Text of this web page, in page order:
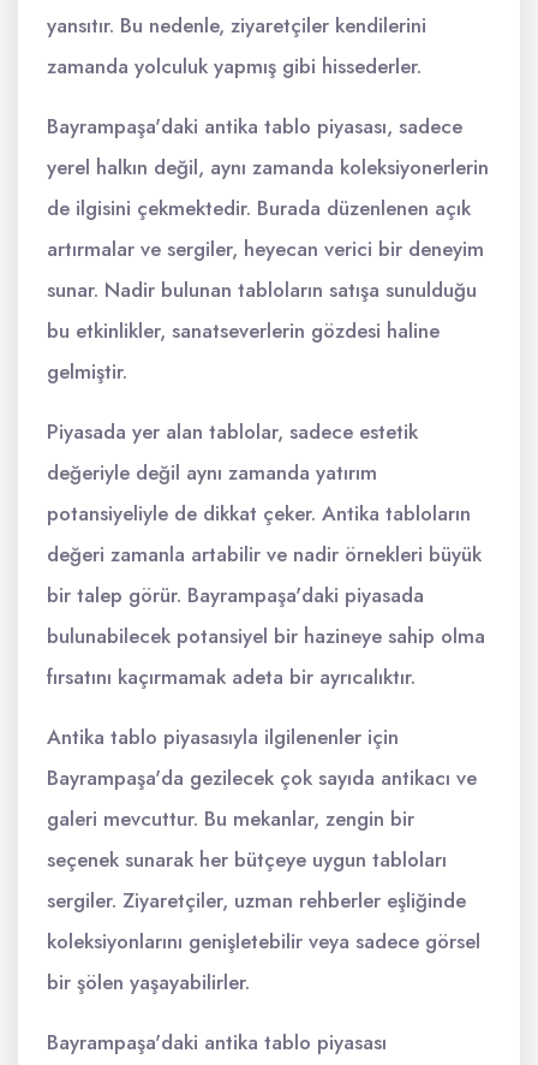
yansıtır. Bu nedenle, ziyaretçiler kendilerini
zamanda yolculuk yapmış gibi hissederler.
Bayrampaşa'daki antika tablo piyasası, sadece
yerel halkın değil, aynı zamanda koleksiyonerlerin
de ilgisini çekmektedir. Burada düzenlenen açık
artırmalar ve sergiler, heyecan verici bir deneyim
sunar. Nadir bulunan tabloların satışa sunulduğu
bu etkinlikler, sanatseverlerin gözdesi haline
gelmiştir.
Piyasada yer alan tablolar, sadece estetik
değeriyle değil aynı zamanda yatırım
potansiyeliyle de dikkat çeker. Antika tabloların
değeri zamanla artabilir ve nadir örnekleri büyük
bir talep görür. Bayrampaşa'daki piyasada
bulunabilecek potansiyel bir hazineye sahip olma
fırsatını kaçırmamak adeta bir ayrıcalıktır.
Antika tablo piyasasıyla ilgilenenler için
Bayrampaşa'da gezilecek çok sayıda antikacı ve
galeri mevcuttur. Bu mekanlar, zengin bir
seçenek sunarak her bütçeye uygun tabloları
sergiler. Ziyaretçiler, uzman rehberler eşliğinde
koleksiyonlarını genişletebilir veya sadece görsel
bir şölen yaşayabilirler.
Bayrampaşa'daki antika tablo piyasası